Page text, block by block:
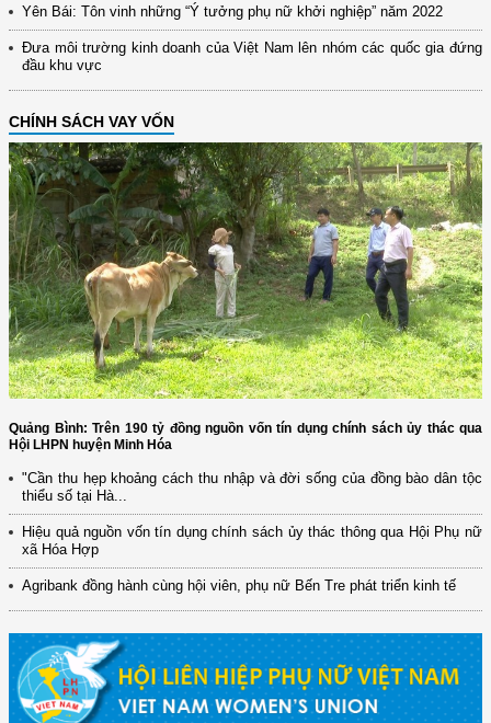
Yên Bái: Tôn vinh những “Ý tưởng phụ nữ khởi nghiệp” năm 2022
Đưa môi trường kinh doanh của Việt Nam lên nhóm các quốc gia đứng
đầu khu vực
CHÍNH SÁCH VAY VỐN
Quảng Bình: Trên 190 tỷ đồng nguồn vốn tín dụng chính sách ủy thác qua
Hội LHPN huyện Minh Hóa
"Cần thu hẹp khoảng cách thu nhập và đời sống của đồng bào dân tộc
thiểu số tại Hà...
Hiệu quả nguồn vốn tín dụng chính sách ủy thác thông qua Hội Phụ nữ
xã Hóa Hợp
Agribank đồng hành cùng hội viên, phụ nữ Bến Tre phát triển kinh tế